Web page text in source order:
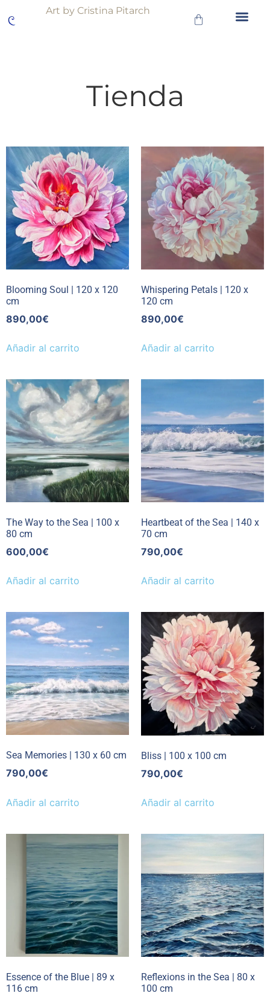
Art by Cristina Pitarch
Tienda
Blooming Soul | 120 x 120
cm
890,00€
Añadir al carrito
Whispering Petals | 120 x
120 cm
890,00€
Añadir al carrito
The Way to the Sea | 100 x
80 cm
600,00€
Añadir al carrito
Heartbeat of the Sea | 140 x
70 cm
790,00€
Añadir al carrito
Sea Memories | 130 x 60 cm
790,00€
Añadir al carrito
Bliss | 100 x 100 cm
790,00€
Añadir al carrito
Essence of the Blue | 89 x
116 cm
Reflexions in the Sea | 80 x
100 cm